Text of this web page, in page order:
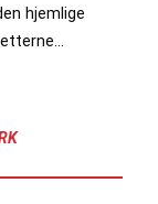
hjemlige